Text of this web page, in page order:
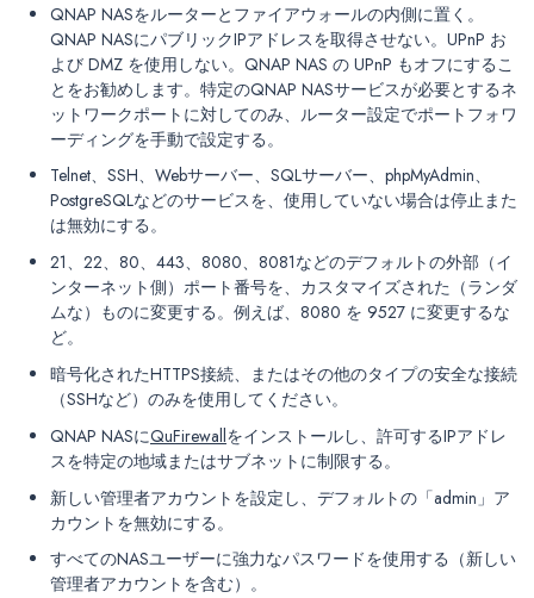
QNAP NASをルーターとファイアウォールの内側に置く。
QNAP NASにパブリックIPアドレスを取得させない。UPnP お
よび DMZ を使用しない。QNAP NAS の UPnP もオフにするこ
とをお勧めします。特定のQNAP NASサービスが必要とするネ
ットワークポートに対してのみ、ルーター設定でポートフォワ
ーディングを手動で設定する。
Telnet、SSH、Webサーバー、SQLサーバー、phpMyAdmin、
PostgreSQLなどのサービスを、使用していない場合は停止また
は無効にする。
21、22、80、443、8080、8081などのデフォルトの外部（イ
ンターネット側）ポート番号を、カスタマイズされた（ランダ
ムな）ものに変更する。例えば、8080 を 9527 に変更するな
ど。
暗号化されたHTTPS接続、またはその他のタイプの安全な接続
（SSHなど）のみを使用してください。
QNAP NASにQuFirewallをインストールし、許可するIPアドレ
スを特定の地域またはサブネットに制限する。
新しい管理者アカウントを設定し、デフォルトの「admin」ア
カウントを無効にする。
すべてのNASユーザーに強力なパスワードを使用する（新しい
管理者アカウントを含む）。